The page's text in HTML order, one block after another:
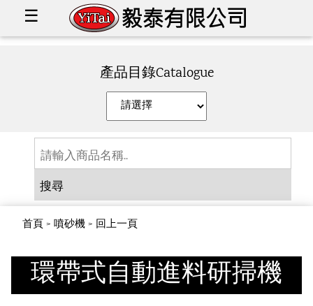
☰
產品目錄Catalogue
搜尋
首頁> 噴砂機> 回上一頁
環帶式自動進料研掃機